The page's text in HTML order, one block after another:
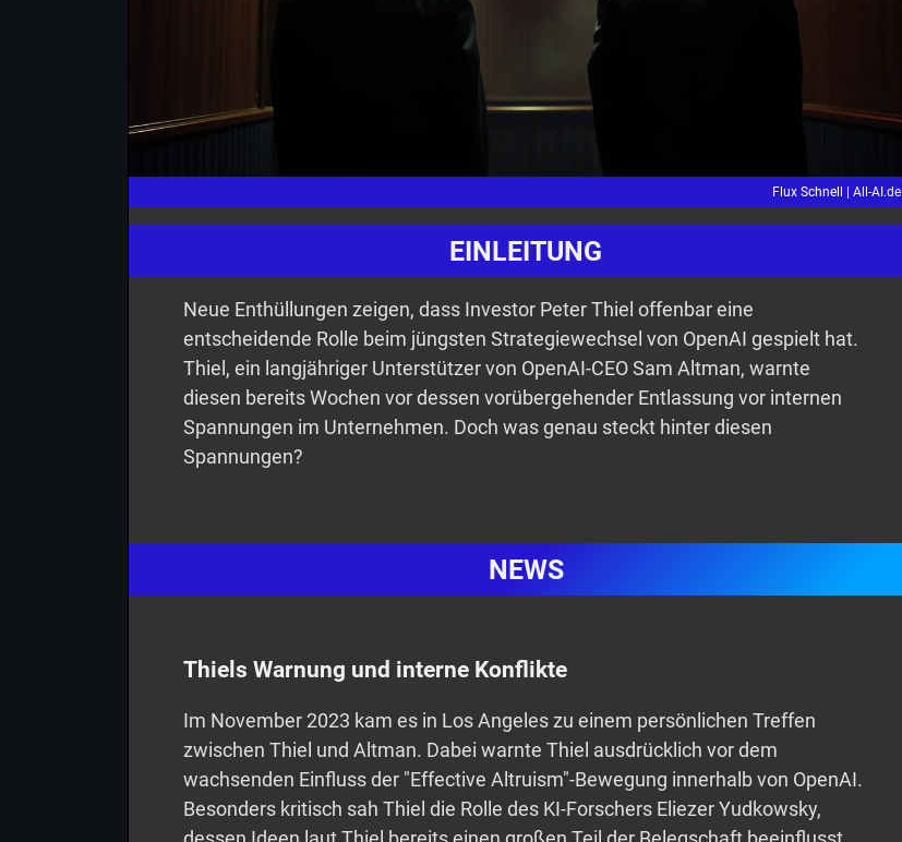
Flux Schnell | All-AI.de
EINLEITUNG
Neue Enthüllungen zeigen, dass Investor Peter Thiel offenbar eine
entscheidende Rolle beim jüngsten Strategiewechsel von OpenAI gespielt hat.
Thiel, ein langjähriger Unterstützer von OpenAI-CEO Sam Altman, warnte
diesen bereits Wochen vor dessen vorübergehender Entlassung vor internen
Spannungen im Unternehmen. Doch was genau steckt hinter diesen
Spannungen?
NEWS
Thiels Warnung und interne Konflikte
Im November 2023 kam es in Los Angeles zu einem persönlichen Treffen
zwischen Thiel und Altman. Dabei warnte Thiel ausdrücklich vor dem
wachsenden Einfluss der "Effective Altruism"-Bewegung innerhalb von OpenAI.
Besonders kritisch sah Thiel die Rolle des KI-Forschers Eliezer Yudkowsky,